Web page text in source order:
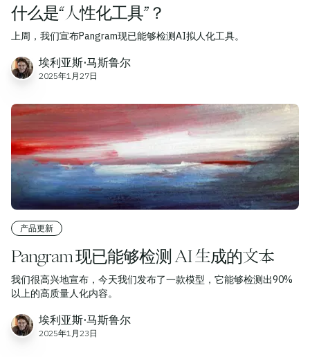
什么是“人性化工具”？
上周，我们宣布Pangram现已能够检测AI拟人化工具。
埃利亚斯·马斯鲁尔
2025年1月27日
产品更新
Pangram 现已能够检测 AI 生成的文本
我们很高兴地宣布，今天我们发布了一款模型，它能够检测出90%
以上的高质量人化内容。
埃利亚斯·马斯鲁尔
2025年1月23日